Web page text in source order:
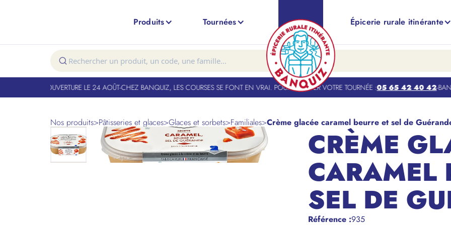
Produits Tournées Épicerie rurale itinérante
FERMÉ. RÉOUVERTURE LE 24 AOÛT-CHEZ BANQUIZ, LES COURSES SE FONT EN VRAI. POUR TROUVER VOTRE TOURNÉE :05 65 42 40 42-
Nos produits>Pâtisseries et glaces>Glaces et sorbets>Familiales>Crème glacée caramel beurre et sel de
CRÈME
CARAMEL
SEL DE
Référence :935